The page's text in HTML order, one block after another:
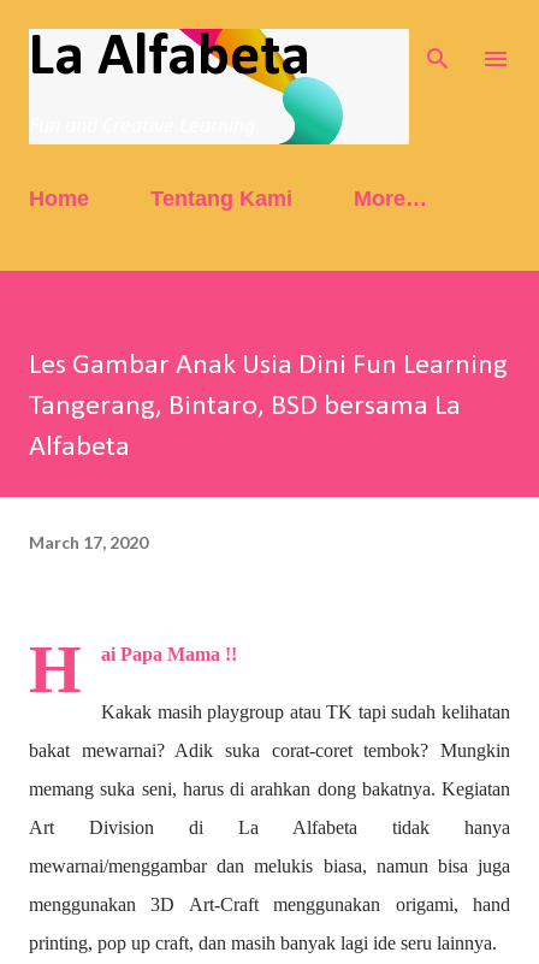
Skip to main content
La Alfabeta
Home Tentang Kami More…
Les Gambar Anak Usia Dini Fun Learning
Tangerang, Bintaro, BSD bersama La
Alfabeta
March 17, 2020
H ai Papa Mama !!
Kakak masih playgroup atau TK tapi sudah kelihatan
bakat mewarnai? Adik suka corat-coret tembok? Mungkin
memang suka seni, harus di arahkan dong bakatnya. Kegiatan
Art Division di La Alfabeta tidak hanya
mewarnai/menggambar dan melukis biasa, namun bisa juga
menggunakan 3D Art-Craft menggunakan origami, hand
printing, pop up craft, dan masih banyak lagi ide seru lainnya.